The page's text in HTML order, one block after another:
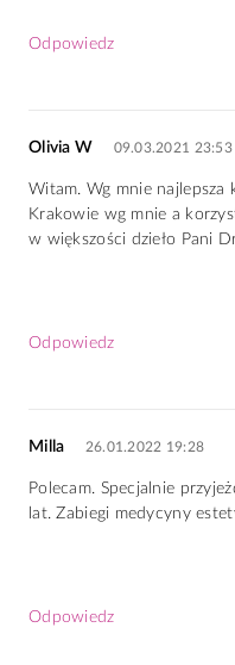
Odpowiedz
Olivia W 09.03.2021 23:53
Witam. Wg mnie
Krakowie wg mnie a
w większości dzieło Pani
Odpowiedz
Milla 26.01.2022 19:28
Polecam. Specjalnie
lat. Zabiegi medycyny
Odpowiedz